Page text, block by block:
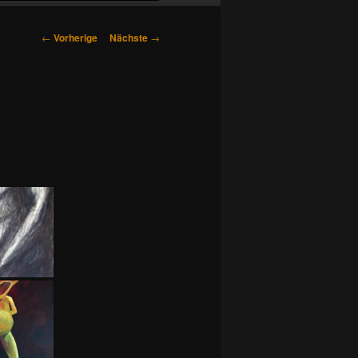
Artikelnavigation
← Vorherige Nächste →